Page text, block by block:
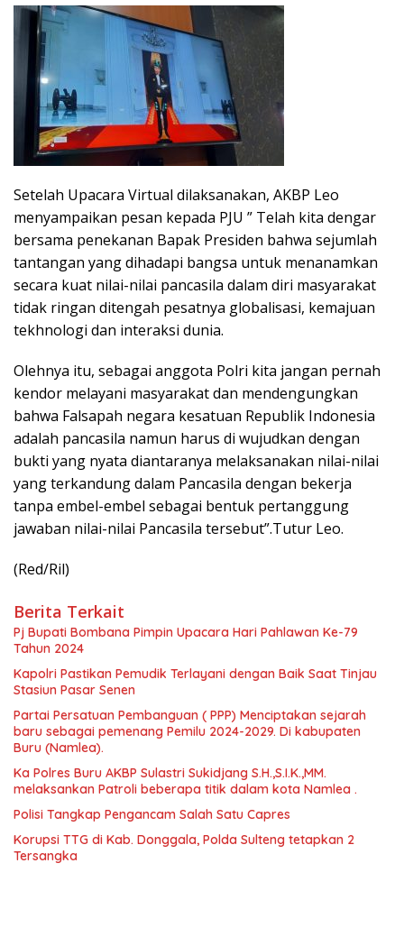
Setelah Upacara Virtual dilaksanakan, AKBP Leo
menyampaikan pesan kepada PJU ” Telah kita dengar
bersama penekanan Bapak Presiden bahwa sejumlah
tantangan yang dihadapi bangsa untuk menanamkan
secara kuat nilai-nilai pancasila dalam diri masyarakat
tidak ringan ditengah pesatnya globalisasi, kemajuan
tekhnologi dan interaksi dunia.
Olehnya itu, sebagai anggota Polri kita jangan pernah
kendor melayani masyarakat dan mendengungkan
bahwa Falsapah negara kesatuan Republik Indonesia
adalah pancasila namun harus di wujudkan dengan
bukti yang nyata diantaranya melaksanakan nilai-nilai
yang terkandung dalam Pancasila dengan bekerja
tanpa embel-embel sebagai bentuk pertanggung
jawaban nilai-nilai Pancasila tersebut”.Tutur Leo.
(Red/Ril)
Berita Terkait
Pj Bupati Bombana Pimpin Upacara Hari Pahlawan Ke-79
Tahun 2024
Kapolri Pastikan Pemudik Terlayani dengan Baik Saat Tinjau
Stasiun Pasar Senen
Partai Persatuan Pembanguan ( PPP) Menciptakan sejarah
baru sebagai pemenang Pemilu 2024-2029. Di kabupaten
Buru (Namlea).
Ka Polres Buru AKBP Sulastri Sukidjang S.H.,S.I.K.,MM.
melaksankan Patroli beberapa titik dalam kota Namlea .
Polisi Tangkap Pengancam Salah Satu Capres
Korupsi TTG di Kab. Donggala, Polda Sulteng tetapkan 2
Tersangka